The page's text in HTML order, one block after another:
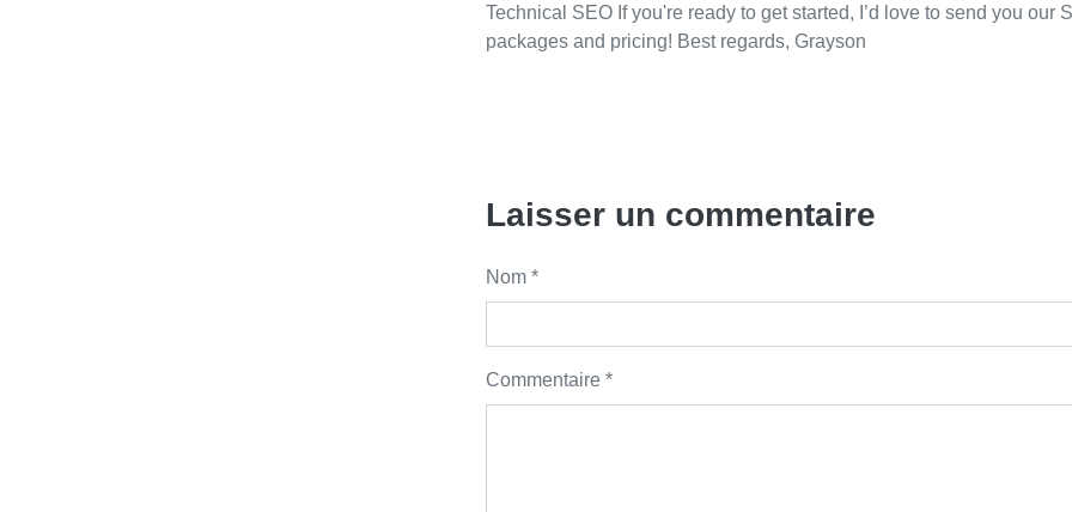
Technical SEO If you're ready to get started, I’d love to send you our
packages and pricing! Best regards, Grayson
Laisser un commentaire
Nom *
Commentaire *